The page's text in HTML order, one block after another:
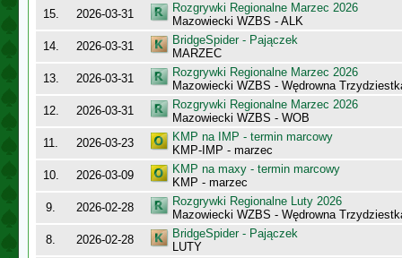
15.
2026-03-31
Rozgrywki Regionalne Marzec 2026
Mazowiecki WZBS - ALK
14.
2026-03-31
BridgeSpider - Pajączek
MARZEC
13.
2026-03-31
Rozgrywki Regionalne Marzec 2026
Mazowiecki WZBS - Wędrowna
12.
2026-03-31
Rozgrywki Regionalne Marzec 2026
Mazowiecki WZBS - WOB
11.
2026-03-23
KMP na IMP - termin marcowy
KMP-IMP - marzec
10.
2026-03-09
KMP na maxy - termin marcowy
KMP - marzec
9.
2026-02-28
Rozgrywki Regionalne Luty 2026
Mazowiecki WZBS - Wędrowna
8.
2026-02-28
BridgeSpider - Pajączek
LUTY